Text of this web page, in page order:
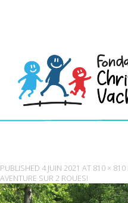
PUBLISHED 4 JUIN 2021 AT 810 × 810
AVENTURE SUR 2 ROUES!